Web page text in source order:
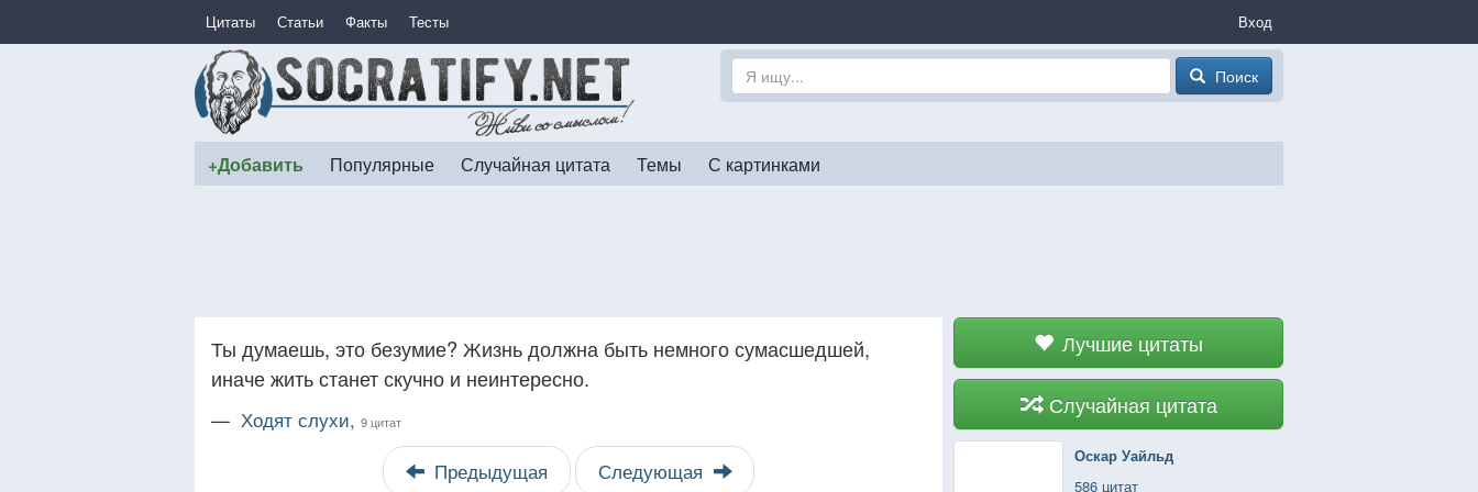
Цитаты Статьи Факты Тесты Вход
Поиск
+Добавить Популярные Случайная цитата Темы С картинками
Лучшие цитаты
Случайная цитата
Оскар Уайльд
586 цитат
Ты думаешь, это безумие? Жизнь должна быть немного сумасшедшей,
иначе жить станет скучно и неинтересно.
— Ходят слухи, 9 цитат
Предыдущая Следующая